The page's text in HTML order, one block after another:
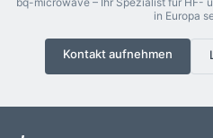
in Europa
Kontakt aufnehmen